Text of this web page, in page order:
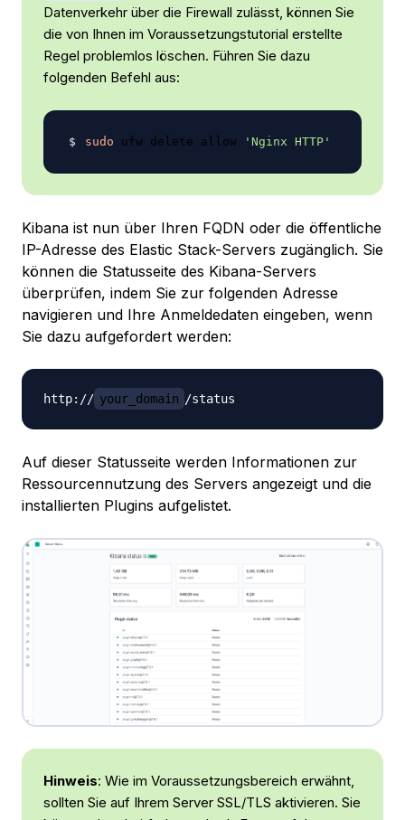
Datenverkehr über die Firewall zulässt, können Sie
die von Ihnen im Voraussetzungstutorial erstellte
Regel problemlos löschen. Führen Sie dazu
folgenden Befehl aus:
sudo ufw delete allow 'Nginx HTTP'
Kibana ist nun über Ihren FQDN oder die öffentliche
IP-Adresse des Elastic Stack-Servers zugänglich. Sie
können die Statusseite des Kibana-Servers
überprüfen, indem Sie zur folgenden Adresse
navigieren und Ihre Anmeldedaten eingeben, wenn
Sie dazu aufgefordert werden:
http:// your_domain
Auf dieser Statusseite werden Informationen zur
Ressourcennutzung des Servers angezeigt und die
installierten Plugins aufgelistet.
Hinweis: Wie im Voraussetzungsbereich erwähnt,
sollten Sie auf Ihrem Server SSL/TLS aktivieren. Sie